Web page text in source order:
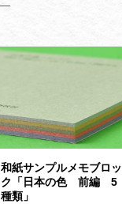
和紙サンプルメモブロッ
ク「日本の色 前編 5
種類」